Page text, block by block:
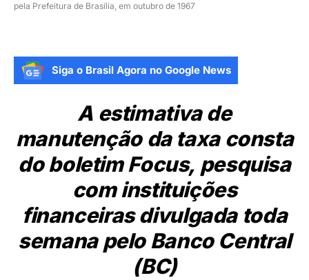
pela Prefeitura de Brasília, em outubro de 1967
Siga o Brasil Agora no Google News
A estimativa de
manutenção da taxa consta
do boletim Focus, pesquisa
com instituições
financeiras divulgada toda
semana pelo Banco Central
(BC)